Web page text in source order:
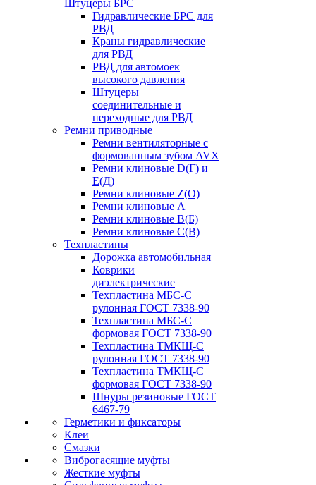
Штуцеры БРС
Гидравлические БРС для
РВД
Краны гидравлические
для РВД
РВД для автомоек
высокого давления
Штуцеры
соединительные и
переходные для РВД
Ремни приводные
Ремни вентиляторные с
формованным зубом AVX
Ремни клиновые D(Г) и
Е(Д)
Ремни клиновые Z(О)
Ремни клиновые А
Ремни клиновые В(Б)
Ремни клиновые С(В)
Техпластины
Дорожка автомобильная
Коврики
диэлектрические
Техпластина МБС-С
рулонная ГОСТ 7338-90
Техпластина МБС-С
формовая ГОСТ 7338-90
Техпластина ТМКЩ-С
рулонная ГОСТ 7338-90
Техпластина ТМКЩ-С
формовая ГОСТ 7338-90
Шнуры резиновые ГОСТ
6467-79
Герметики и фиксаторы
Клеи
Смазки
Виброгасящие муфты
Жесткие муфты